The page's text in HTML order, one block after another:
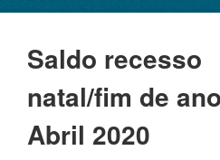
Saldo recesso
natal/fim de
Abril 2020